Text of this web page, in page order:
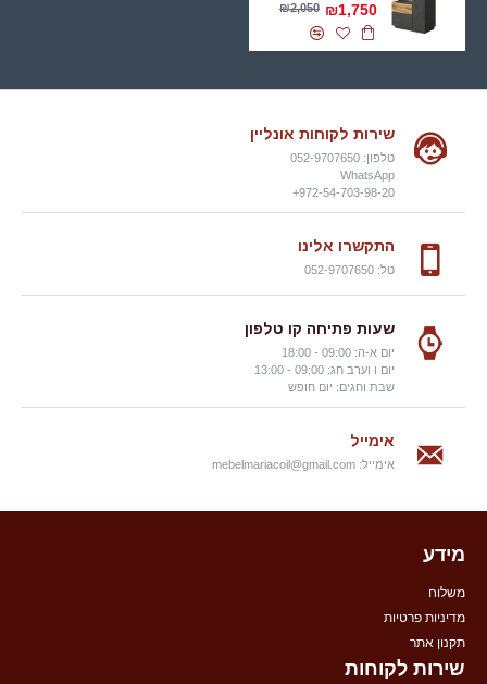
₪1,750
₪2,050
שירות לקוחות אונליין
טלפון: 052-9707650
WhatsApp
972-54-703-98-20+
התקשרו אלינו
טל: 052-9707650
שעות פתיחה קו טלפון
יום א-ה: 09:00 - 18:00
יום ו וערב חג: 09:00 - 13:00
שבת וחגים: יום חופש
אימייל
אימייל: mebelmariacoil@gmail.com
מידע
משלוח
מדיניות פרטיות
תקנון אתר
שירות לקוחות